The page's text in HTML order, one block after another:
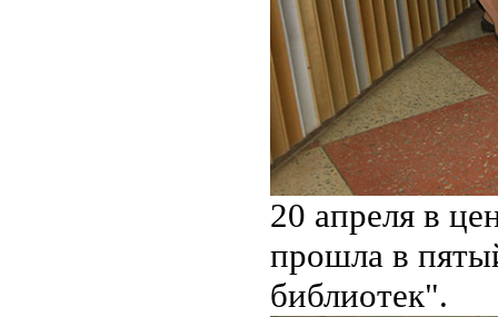
20 апреля в
прошла в
библиотек".